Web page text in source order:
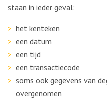
staan in ieder geval:
het kenteken
een datum
een tijd
een transactiecode
soms ook gegevens van
overgenomen